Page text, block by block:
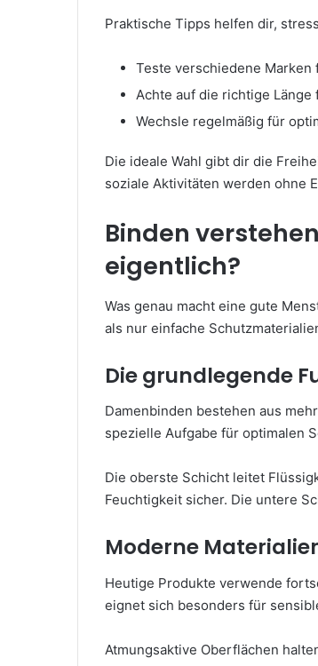
Praktische Tipps helfen dir,
Teste verschiedene
Achte auf die richtige
Wechsle regelmäßig für
Die ideale Wahl gibt dir die
soziale Aktivitäten werden ohne
Binden
eigentlich?
Was genau macht eine gute
als nur einfache
Die grundlegende
Damenbinden bestehen aus
spezielle Aufgabe für optimalen
Die oberste Schicht leitet
Feuchtigkeit sicher. Die untere
Moderne
Heutige Produkte verwende
eignet sich besonders für
Atmungsaktive Oberflächen